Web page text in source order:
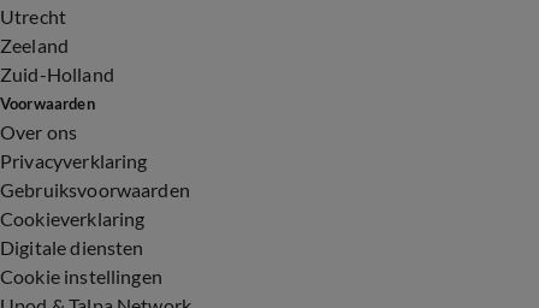
Utrecht
Zeeland
Zuid-Holland
Voorwaarden
Over ons
Privacyverklaring
Gebruiksvoorwaarden
Cookieverklaring
Digitale diensten
Cookie instellingen